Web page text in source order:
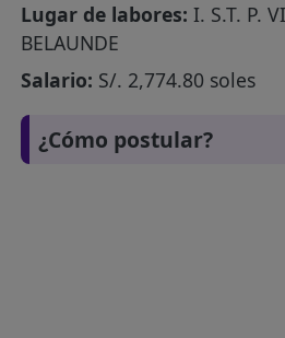
Lugar de labores: I. S.T. P.
BELAUNDE
Salario: S/. 2,774.80 soles
¿Cómo postular?